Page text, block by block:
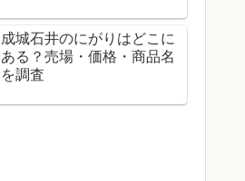
成城石井のにがりはどこに
ある？売場・価格・商品名
を調査